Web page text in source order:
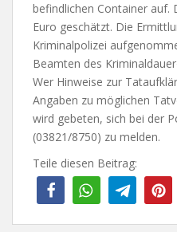
befindlichen Container auf.
Euro geschätzt. Die
Kriminalpolizei
Beamten des
Wer Hinweise zur
Angaben zu möglichen
wird gebeten, sich bei der
(03821/8750) zu melden.
Teile diesen Beitrag: